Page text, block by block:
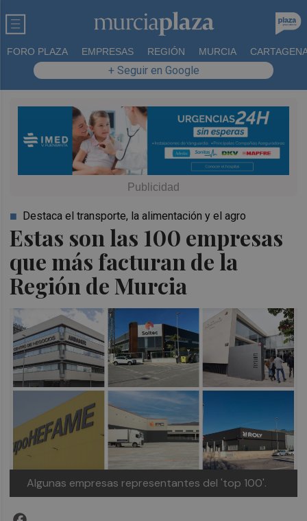
FORO PLAZA EMPRESAS REGIÓN MURCIA
+ Seguir en Google
Estas son las 100 empresas
que más facturan de la
Región de Murcia
Destaca el transporte, la alimentación y el agro
Algunas empresas representantes del 'top 100'.